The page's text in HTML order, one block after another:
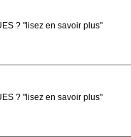
? "lisez en savoir plus"
? "lisez en savoir plus"